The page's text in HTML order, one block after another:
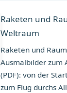
Raketen und
Weltraum
Raketen und
Ausmalbilder zum
(PDF): von der
zum Flug durchs